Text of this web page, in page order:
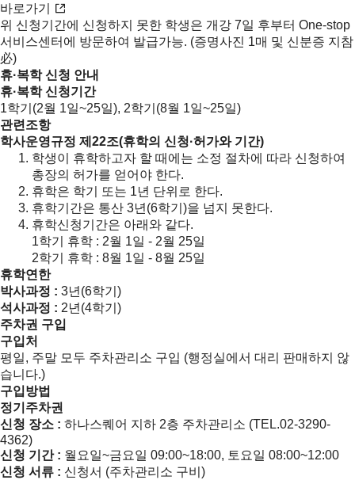
바로가기
위 신청기간에 신청하지 못한 학생은 개강 7일 후부터 One-stop
서비스센터에 방문하여 발급가능. (증명사진 1매 및 신분증 지참
必)
휴·복학 신청 안내
휴·복학 신청기간
1학기(2월 1일~25일), 2학기(8월 1일~25일)
관련조항
학사운영규정 제22조(휴학의 신청·허가와 기간)
학생이 휴학하고자 할 때에는 소정 절차에 따라 신청하여
총장의 허가를 얻어야 한다.
휴학은 학기 또는 1년 단위로 한다.
휴학기간은 통산 3년(6학기)을 넘지 못한다.
휴학신청기간은 아래와 같다.
1학기 휴학 : 2월 1일 - 2월 25일
2학기 휴학 : 8월 1일 - 8월 25일
휴학연한
박사과정 : 3년(6학기)
석사과정 : 2년(4학기)
주차권 구입
구입처
평일, 주말 모두 주차관리소 구입 (행정실에서 대리 판매하지 않
습니다.)
구입방법
정기주차권
신청 장소 : 하나스퀘어 지하 2층 주차관리소 (TEL.02-3290-
4362)
신청 기간 : 월요일~금요일 09:00~18:00, 토요일 08:00~12:00
신청 서류 : 신청서 (주차관리소 구비)